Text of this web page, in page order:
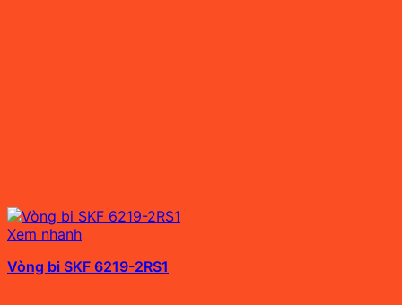
Xem nhanh
Vòng bi SKF 6219-2RS1